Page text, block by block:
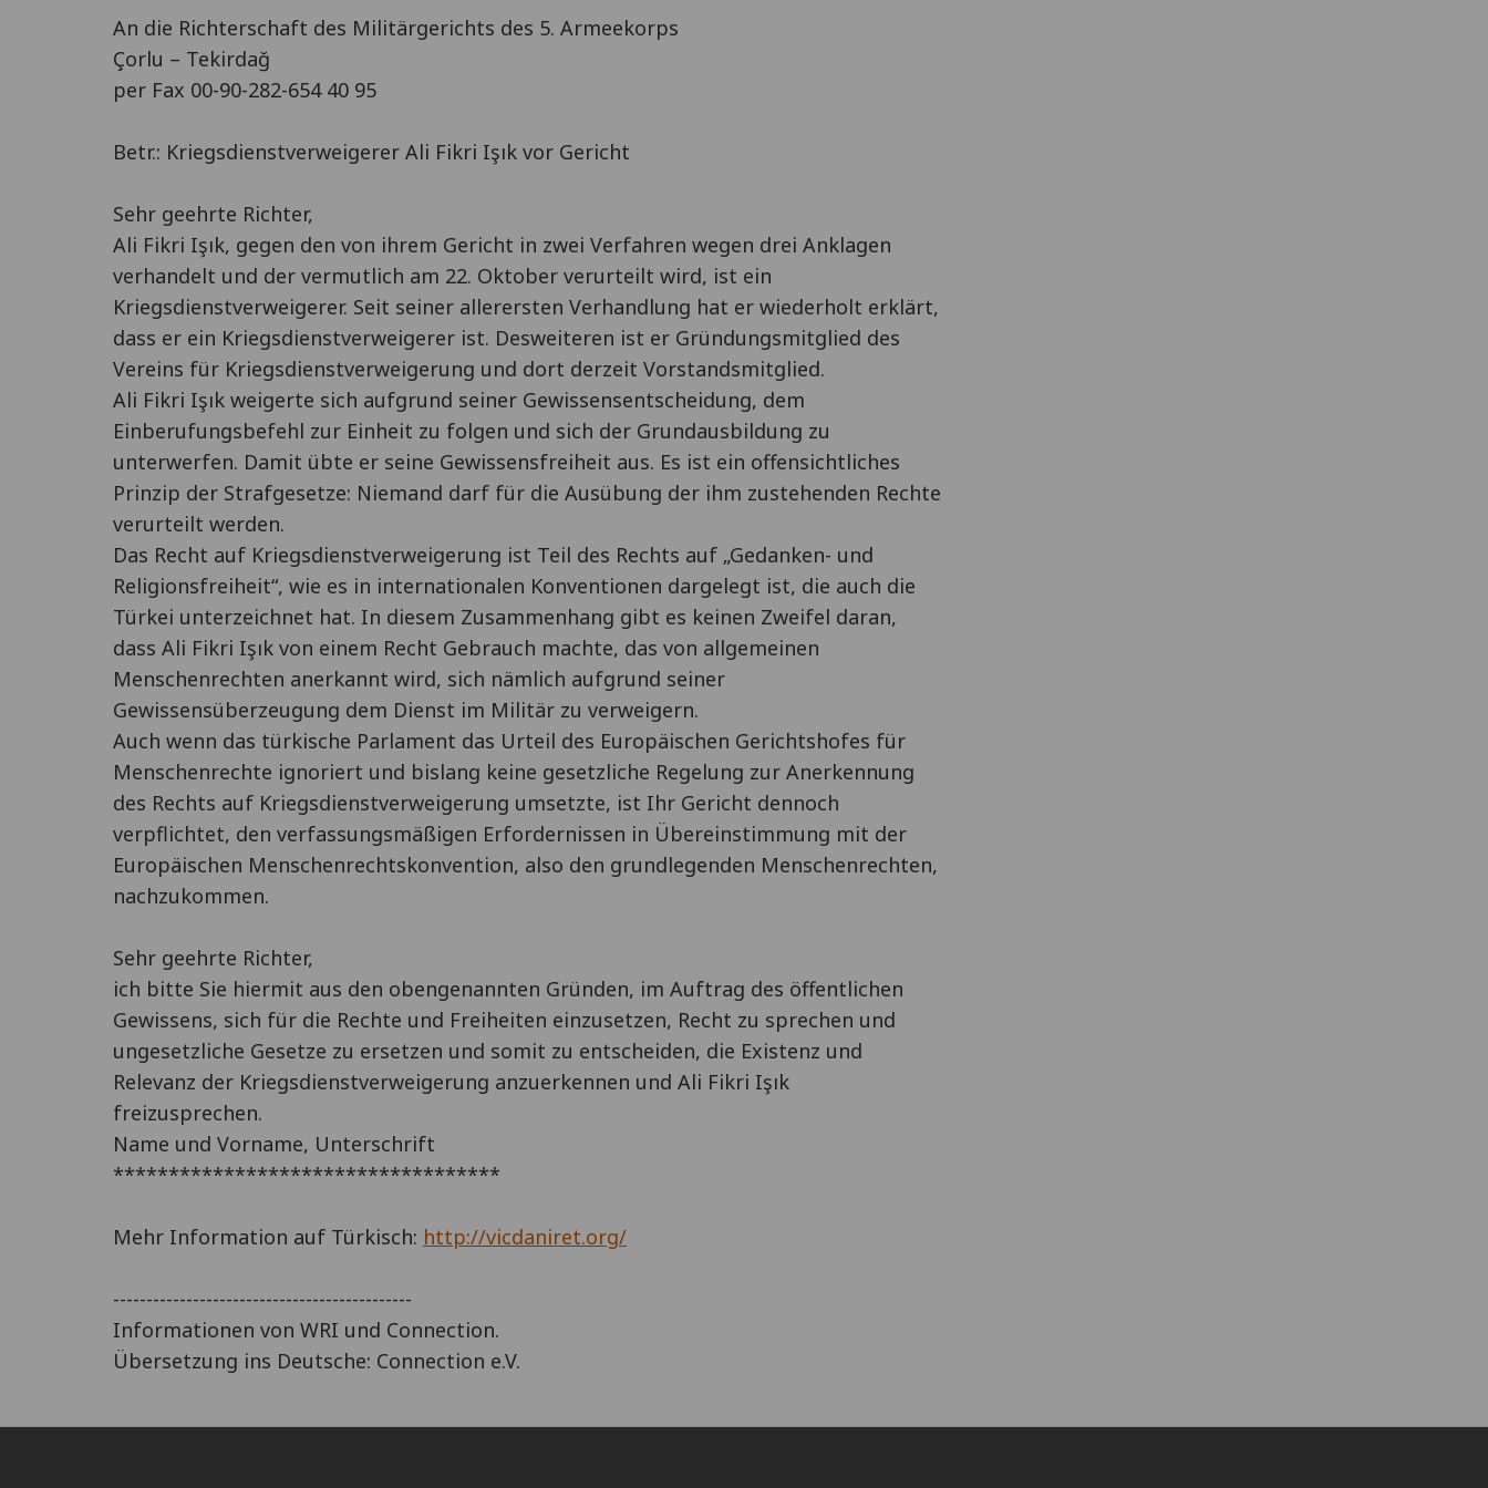
An die Richterschaft des Militärgerichts des 5. Armeekorps
Çorlu – Tekirdağ
per Fax 00-90-282-654 40 95
Betr.: Kriegsdienstverweigerer Ali Fikri Işık vor Gericht
Sehr geehrte Richter,
Ali Fikri Işık, gegen den von ihrem Gericht in zwei Verfahren wegen drei Anklagen
verhandelt und der vermutlich am 22. Oktober verurteilt wird, ist ein
Kriegsdienstverweigerer. Seit seiner allerersten Verhandlung hat er wiederholt erklärt,
dass er ein Kriegsdienstverweigerer ist. Desweiteren ist er Gründungsmitglied des
Vereins für Kriegsdienstverweigerung und dort derzeit Vorstandsmitglied.
Ali Fikri Işık weigerte sich aufgrund seiner Gewissensentscheidung, dem
Einberufungsbefehl zur Einheit zu folgen und sich der Grundausbildung zu
unterwerfen. Damit übte er seine Gewissensfreiheit aus. Es ist ein offensichtliches
Prinzip der Strafgesetze: Niemand darf für die Ausübung der ihm zustehenden Rechte
verurteilt werden.
Das Recht auf Kriegsdienstverweigerung ist Teil des Rechts auf „Gedanken- und
Religionsfreiheit“, wie es in internationalen Konventionen dargelegt ist, die auch die
Türkei unterzeichnet hat. In diesem Zusammenhang gibt es keinen Zweifel daran,
dass Ali Fikri Işık von einem Recht Gebrauch machte, das von allgemeinen
Menschenrechten anerkannt wird, sich nämlich aufgrund seiner
Gewissensüberzeugung dem Dienst im Militär zu verweigern.
Auch wenn das türkische Parlament das Urteil des Europäischen Gerichtshofes für
Menschenrechte ignoriert und bislang keine gesetzliche Regelung zur Anerkennung
des Rechts auf Kriegsdienstverweigerung umsetzte, ist Ihr Gericht dennoch
verpflichtet, den verfassungsmäßigen Erfordernissen in Übereinstimmung mit der
Europäischen Menschenrechtskonvention, also den grundlegenden Menschenrechten,
nachzukommen.
Sehr geehrte Richter,
ich bitte Sie hiermit aus den obengenannten Gründen, im Auftrag des öffentlichen
Gewissens, sich für die Rechte und Freiheiten einzusetzen, Recht zu sprechen und
ungesetzliche Gesetze zu ersetzen und somit zu entscheiden, die Existenz und
Relevanz der Kriegsdienstverweigerung anzuerkennen und Ali Fikri Işık
freizusprechen.
Name und Vorname, Unterschrift
***********************************
Mehr Information auf Türkisch: http://vicdaniret.org/
---------------------------------------------
Informationen von WRI und Connection.
Übersetzung ins Deutsche: Connection e.V.